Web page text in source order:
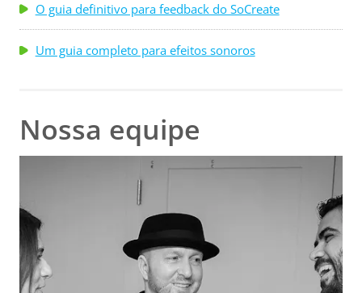
O guia definitivo para feedback do SoCreate
Um guia completo para efeitos sonoros
Nossa equipe